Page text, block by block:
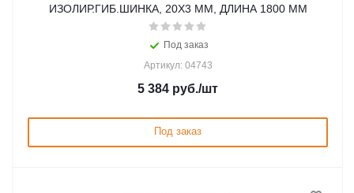
ИЗОЛИР.ГИБ.ШИНКА, 20Х3 ММ, ДЛИНА 1800 ММ
Под заказ
Артикул: 04743
5 384 руб./шт
Под заказ